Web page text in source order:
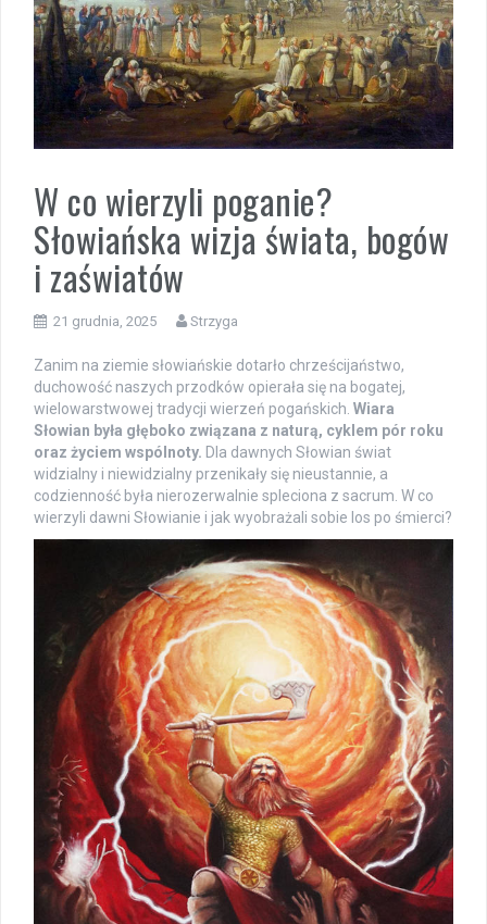
W co wierzyli poganie?
Słowiańska wizja świata, bogów
i zaświatów
21 grudnia, 2025 Strzyga
Zanim na ziemie słowiańskie dotarło chrześcijaństwo,
duchowość naszych przodków opierała się na bogatej,
wielowarstwowej tradycji wierzeń pogańskich. Wiara
Słowian była głęboko związana z naturą, cyklem pór roku
oraz życiem wspólnoty. Dla dawnych Słowian świat
widzialny i niewidzialny przenikały się nieustannie, a
codzienność była nierozerwalnie spleciona z sacrum. W co
wierzyli dawni Słowianie i jak wyobrażali sobie los po śmierci?